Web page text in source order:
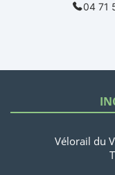
Vélorail du